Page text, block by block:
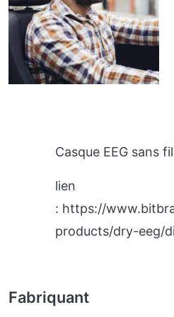
Casque EEG sans
lien
: https://
products/dry-eeg/
Fabriquant